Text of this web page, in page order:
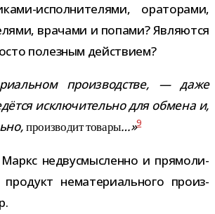
​исполнителями, ора­то­рами,
вра­чами и попами? Являются
полез­ным действием?
про­из­вод­стве, — даже
исклю­чи­тельно для обмена и,
про­из­во­дит товары…»9
недву­смыс­ленно и пря­мо­ли­
нема­те­ри­аль­ного про­из­